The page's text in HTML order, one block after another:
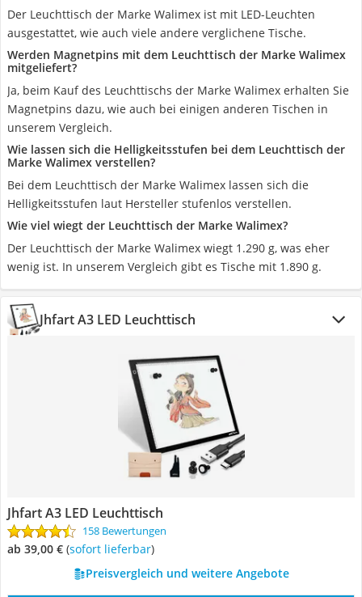
Der Leuchttisch der Marke Walimex ist mit LED-Leuchten
ausgestattet, wie auch viele andere verglichene Tische.
Werden Magnetpins mit dem Leuchttisch der Marke Walimex
mitgeliefert?
Ja, beim Kauf des Leuchttischs der Marke Walimex erhalten Sie
Magnetpins dazu, wie auch bei einigen anderen Tischen in
unserem Vergleich.
Wie lassen sich die Helligkeitsstufen bei dem Leuchttisch der
Marke Walimex verstellen?
Bei dem Leuchttisch der Marke Walimex lassen sich die
Helligkeitsstufen laut Hersteller stufenlos verstellen.
Wie viel wiegt der Leuchttisch der Marke Walimex?
Der Leuchttisch der Marke Walimex wiegt 1.290 g, was eher
wenig ist. In unserem Vergleich gibt es Tische mit 1.890 g.
Jhfart A3 LED Leuchttisch
Jhfart A3 LED Leuchttisch
158 Bewertungen
ab 39,00 € ( Sofort lieferbar)
Preisvergleich und weitere Angebote